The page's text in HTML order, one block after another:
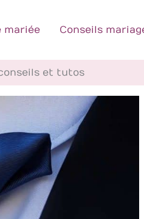
mariée Conseils
et tutos